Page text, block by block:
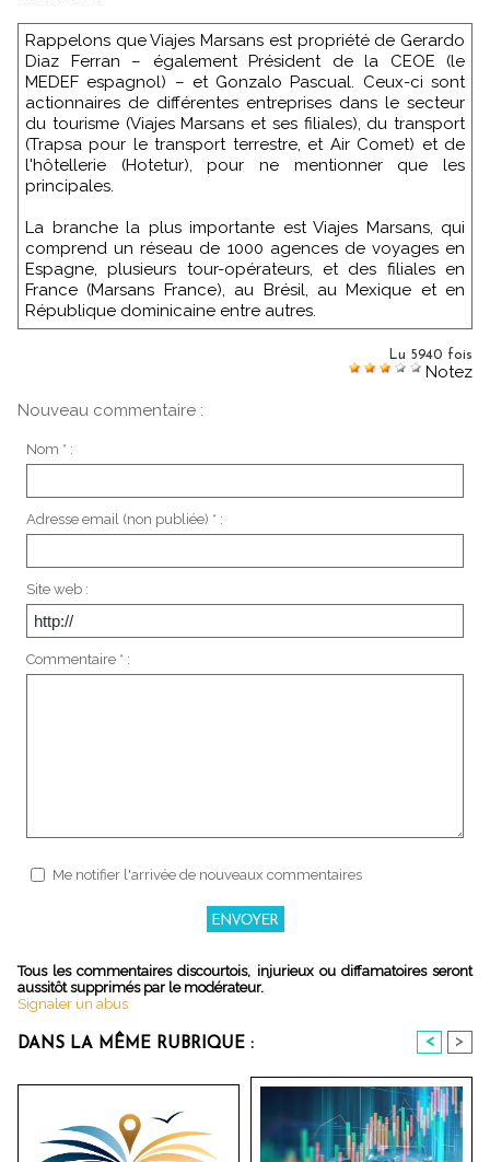
Rappelons que Viajes Marsans est propriété de Gerardo
Diaz Ferran – également Président de la CEOE (le
MEDEF espagnol) – et Gonzalo Pascual. Ceux-ci sont
actionnaires de différentes entreprises dans le secteur
du tourisme (Viajes Marsans et ses filiales), du transport
(Trapsa pour le transport terrestre, et Air Comet) et de
l'hôtellerie (Hotetur), pour ne mentionner que les
principales.
La branche la plus importante est Viajes Marsans, qui
comprend un réseau de 1000 agences de voyages en
Espagne, plusieurs tour-opérateurs, et des filiales en
France (Marsans France), au Brésil, au Mexique et en
République dominicaine entre autres.
Lu 5940 fois
Notez
Nouveau commentaire :
Nom * :
Adresse email (non publiée) * :
Site web :
Commentaire * :
Me notifier l'arrivée de nouveaux commentaires
Tous les commentaires discourtois, injurieux ou diffamatoires seront
aussitôt supprimés par le modérateur.
Signaler un abus
DANS LA MÊME RUBRIQUE : < >